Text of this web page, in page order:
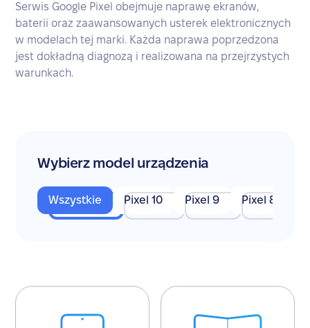
Serwis Google Pixel obejmuje naprawę ekranów,
baterii oraz zaawansowanych usterek elektronicznych
w modelach tej marki. Każda naprawa poprzedzona
jest dokładną diagnozą i realizowana na przejrzystych
warunkach.
Wybierz model urządzenia
Wszystkie Pixel 10 Pixel 9 Pixel 8